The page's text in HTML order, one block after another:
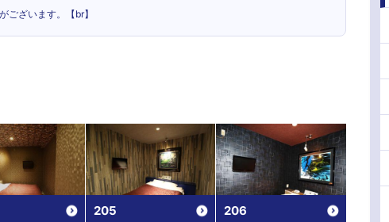
ございます。【br】
205 206